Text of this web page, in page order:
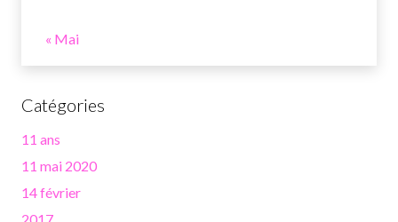
« Mai
Catégories
11 ans
11 mai 2020
14 février